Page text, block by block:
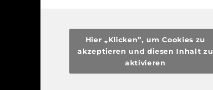
Hier „Klicken”, um Cookies zu
akzeptieren und diesen Inhalt zu
aktivieren